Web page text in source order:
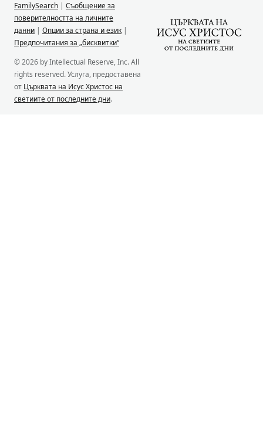
FamilySearch | Съобщение за
поверителността на личните
данни | Опции за страна и език |
Предпочитания за „бисквитки“
© 2026 by Intellectual Reserve, Inc. All
rights reserved. Услуга, предоставена
от Църквата на Исус Христос на
светиите от последните дни.